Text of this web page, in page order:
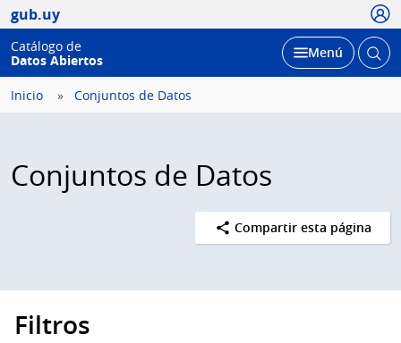
gub.uy
Catálogo de
Datos Abiertos
Desplegar
Menú Abrir
Inicio Conjuntos de Datos
Conjuntos de Datos
Compartir esta página
Filtros